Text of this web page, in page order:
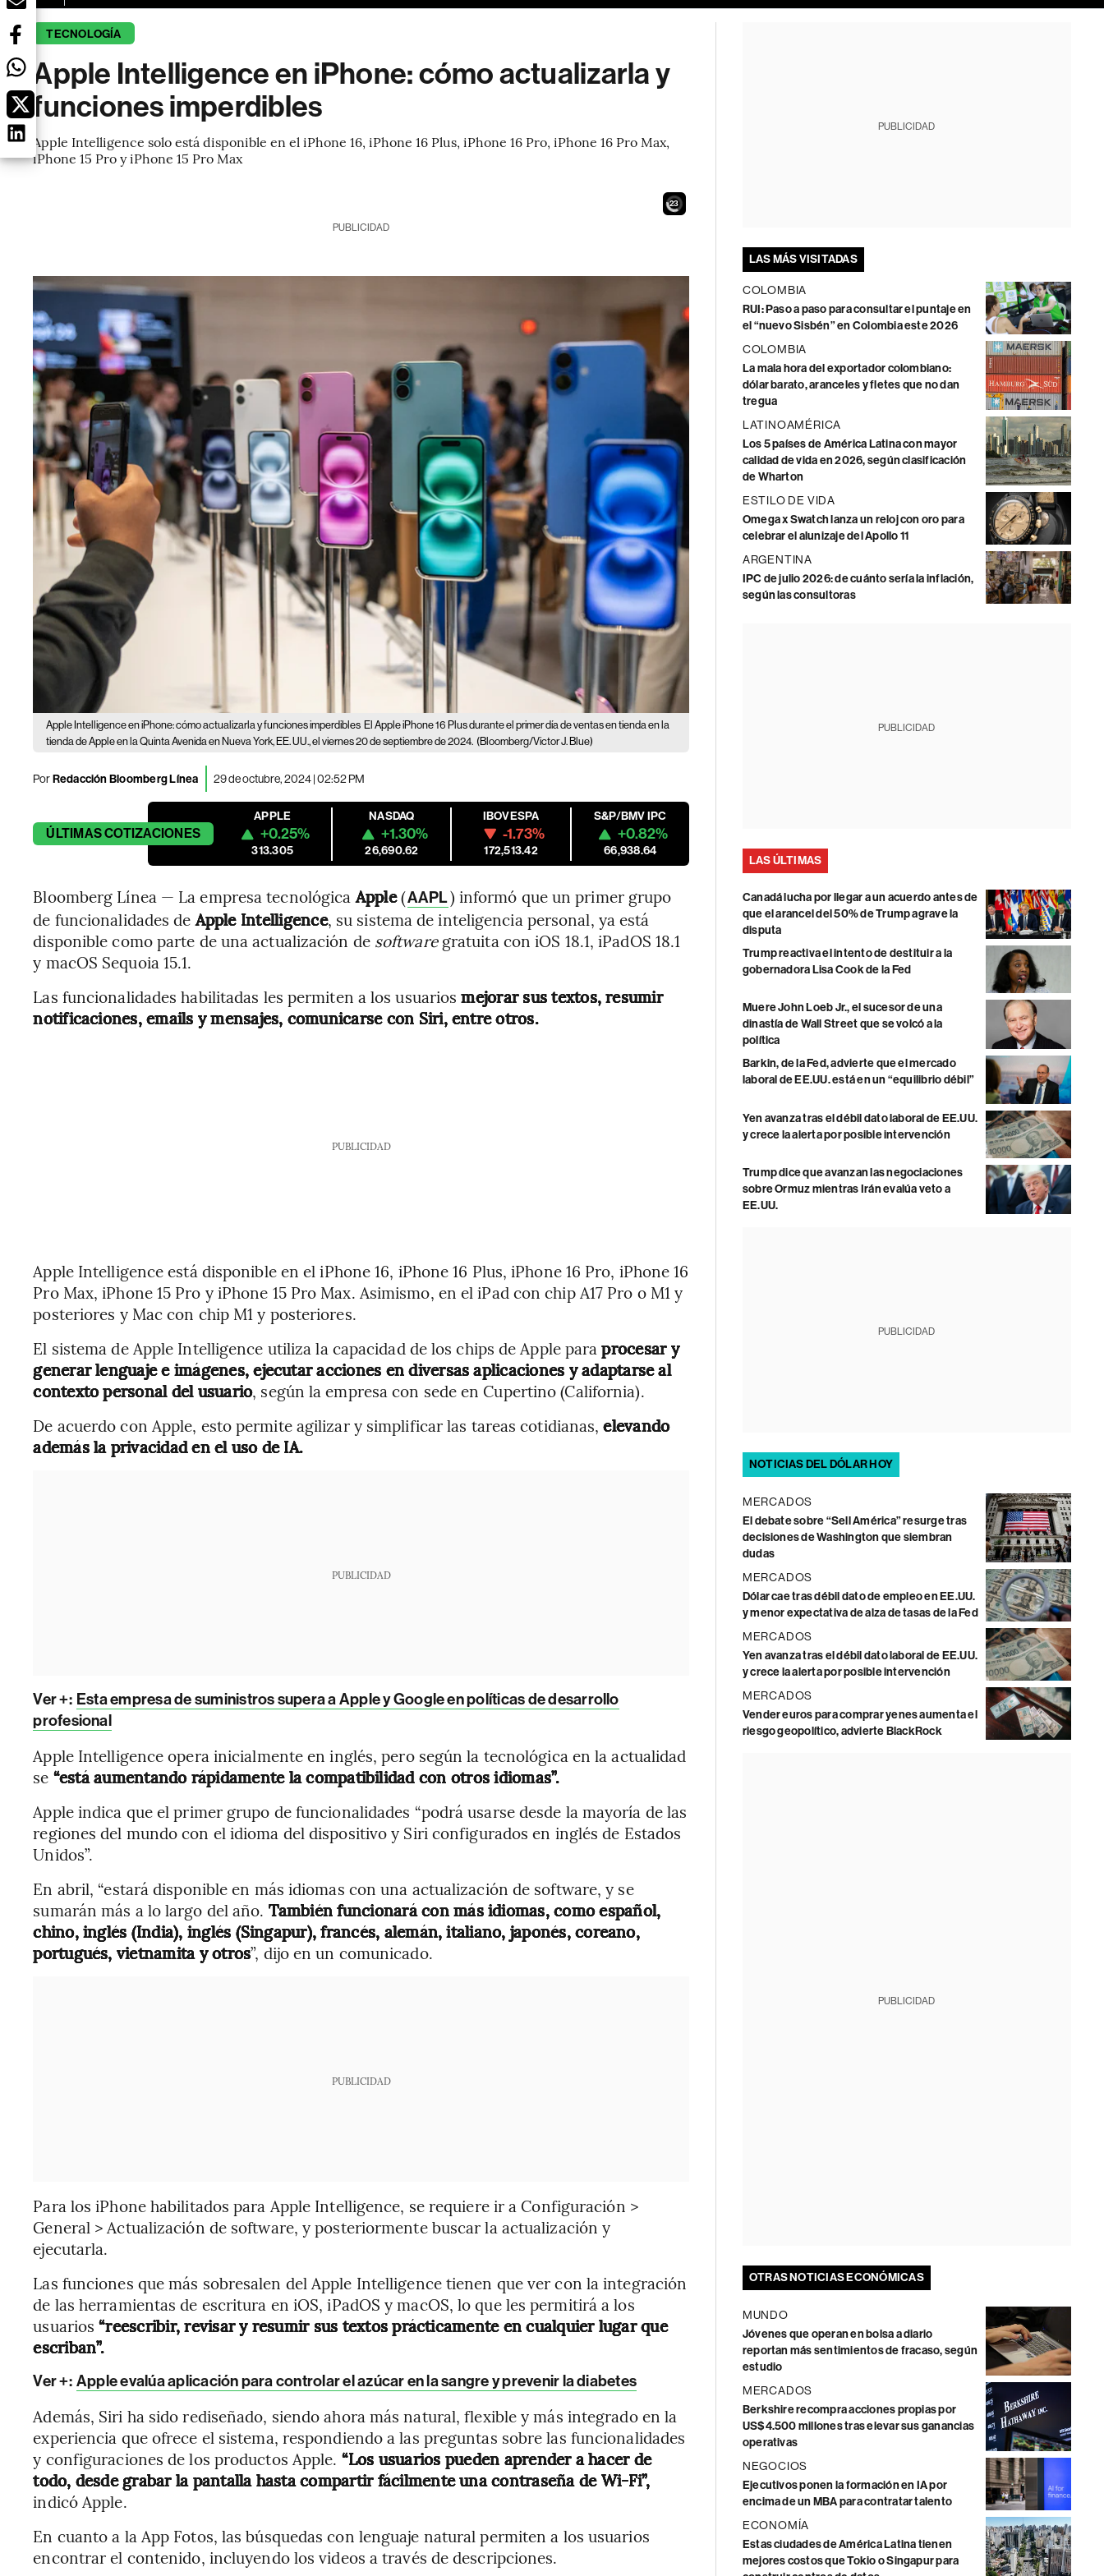
TECNOLOGÍA
Apple Intelligence en iPhone: cómo actualizarla y
funciones imperdibles
Apple Intelligence solo está disponible en el iPhone 16, iPhone 16 Plus, iPhone 16 Pro, iPhone 16 Pro Max,
iPhone 15 Pro y iPhone 15 Pro Max
21
PUBLICIDAD
Apple Intelligence en iPhone: cómo actualizarla y funciones imperdibles El Apple iPhone 16 Plus durante el primer día de ventas en tienda en la
tienda de Apple en la Quinta Avenida en Nueva York, EE. UU., el viernes 20 de septiembre de 2024. (Bloomberg/Victor J. Blue)
PorRedacción Bloomberg Línea 29 de octubre, 2024 | 02:52 PM
ÚLTIMASCOTIZACIONES
APPLE
+0.25%
313.305
NASDAQ
+1.30%
26,690.62
IBOVESPA
-1.73%
172,513.42
S&P/BMV IPC
+0.82%
66,938.64
Bloomberg Línea — La empresa tecnológica Apple(AAPL) informó que un primer grupo
de funcionalidades deApple Intelligence, su sistema de inteligencia personal, ya está
disponible como parte de una actualización de softwaregratuita con iOS 18.1, iPadOS 18.1
y macOS Sequoia 15.1.
Las funcionalidades habilitadas les permiten a los usuarios mejorar sus textos, resumir
notificaciones, emails y mensajes, comunicarse con Siri, entre otros.
PUBLICIDAD
Apple Intelligence está disponible en el iPhone 16, iPhone 16 Plus, iPhone 16 Pro, iPhone 16
Pro Max, iPhone 15 Pro y iPhone 15 Pro Max. Asimismo, en el iPad con chip A17 Pro o M1 y
posteriores y Mac con chip M1 y posteriores.
El sistema de Apple Intelligence utiliza la capacidad de los chips de Apple paraprocesar y
generar lenguaje e imágenes, ejecutar acciones en diversas aplicaciones y adaptarse al
contexto personal del usuario, según la empresa con sede en Cupertino (California).
De acuerdo con Apple, esto permite agilizar y simplificar las tareas cotidianas,elevando
además la privacidad en el uso de IA.
PUBLICIDAD
Ver +: Esta empresa de suministros supera a Apple y Google en políticas de desarrollo
profesional
Apple Intelligence opera inicialmente en inglés, pero según la tecnológica en la actualidad
se “está aumentando rápidamente la compatibilidad con otros idiomas”.
Apple indica que el primer grupo de funcionalidades “podrá usarse desde la mayoría de las
regiones del mundo con el idioma del dispositivo y Siri configurados en inglés de Estados
Unidos”.
En abril, “estará disponible en más idiomas con una actualización de software, y se
sumarán más a lo largo del año. También funcionará con más idiomas, como español,
chino, inglés (India), inglés (Singapur), francés, alemán, italiano, japonés, coreano,
portugués, vietnamita y otros”, dijo en un comunicado.
PUBLICIDAD
Para los iPhone habilitados para Apple Intelligence, se requiere ir a Configuración >
General > Actualización de software, y posteriormente buscar la actualización y
ejecutarla.
Las funciones que más sobresalen del Apple Intelligence tienen que ver con la integración
de las herramientas de escritura en iOS, iPadOS y macOS, lo que les permitirá a los
usuarios“reescribir, revisar y resumir sus textos prácticamente en cualquier lugar que
escriban”.
Ver +: Apple evalúa aplicación para controlar el azúcar en la sangre y prevenir la diabetes
Además, Siri ha sido rediseñado, siendo ahora más natural, flexible y más integrado en la
experiencia que ofrece el sistema, respondiendo a las preguntas sobre las funcionalidades
y configuraciones de los productos Apple. “Los usuarios pueden aprender a hacer de
todo, desde grabar la pantalla hasta compartir fácilmente una contraseña de Wi-Fi”,
indicó Apple.
En cuanto a la App Fotos, las búsquedas con lenguaje natural permiten a los usuarios
encontrar el contenido, incluyendo los videos a través de descripciones.
PUBLICIDAD
LAS MÁS VISITADAS
COLOMBIA
RUI: Paso a paso para consultar el puntaje en
el “nuevo Sisbén” en Colombia este 2026
COLOMBIA
La mala hora del exportador colombiano:
dólar barato, aranceles y fletes que no dan
tregua
LATINOAMÉRICA
Los 5 países de América Latina con mayor
calidad de vida en 2026, según clasificación
de Wharton
ESTILO DE VIDA
Omega x Swatch lanza un reloj con oro para
celebrar el alunizaje del Apollo 11
ARGENTINA
IPC de julio 2026: de cuánto sería la inflación,
según las consultoras
PUBLICIDAD
LAS ÚLTIMAS
Canadá lucha por llegar a un acuerdo antes de
que el arancel del 50% de Trump agrave la
disputa
Trump reactiva el intento de destituir a la
gobernadora Lisa Cook de la Fed
Muere John Loeb Jr., el sucesor de una
dinastía de Wall Street que se volcó a la
política
Barkin, de la Fed, advierte que el mercado
laboral de EE.UU. está en un “equilibrio débil”
Yen avanza tras el débil dato laboral de EE.UU.
y crece la alerta por posible intervención
Trump dice que avanzan las negociaciones
sobre Ormuz mientras Irán evalúa veto a
EE.UU.
PUBLICIDAD
NOTICIAS DEL DÓLAR HOY
MERCADOS
El debate sobre “Sell América” resurge tras
decisiones de Washington que siembran
dudas
MERCADOS
Dólar cae tras débil dato de empleo en EE.UU.
y menor expectativa de alza de tasas de la Fed
MERCADOS
Yen avanza tras el débil dato laboral de EE.UU.
y crece la alerta por posible intervención
MERCADOS
Vender euros para comprar yenes aumenta el
riesgo geopolítico, advierte BlackRock
PUBLICIDAD
OTRAS NOTICIAS ECONÓMICAS
MUNDO
Jóvenes que operan en bolsa a diario
reportan más sentimientos de fracaso, según
estudio
MERCADOS
Berkshire recompra acciones propias por
US$4.500 millones tras elevar sus ganancias
operativas
NEGOCIOS
Ejecutivos ponen la formación en IA por
encima de un MBA para contratar talento
ECONOMÍA
Estas ciudades de América Latina tienen
mejores costos que Tokio o Singapur para